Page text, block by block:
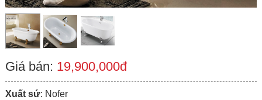
Giá bán: 19,900,000đ
Xuất sứ: Nofer